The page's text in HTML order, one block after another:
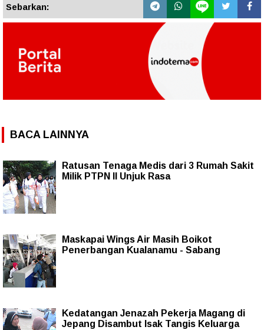
Sebarkan:
BACA LAINNYA
Ratusan Tenaga Medis dari 3 Rumah Sakit
Milik PTPN II Unjuk Rasa
Maskapai Wings Air Masih Boikot
Penerbangan Kualanamu - Sabang
Kedatangan Jenazah Pekerja Magang di
Jepang Disambut Isak Tangis Keluarga